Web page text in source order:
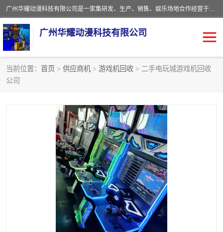
广州华耀动漫科技有限公司是一家集研发、生产、销售、娱乐场地合作经营于一体的动漫游戏公司。本公司拥有一支年轻化集研发生产到售后服务的队伍，及时地为客户提供、赚钱的产品。本公司以雄厚的实力、合理的价格、优良的服务与多家企业建立了长期的合作关系。热诚欢迎各界前来参观、考察、洽谈业务。目前公司经营的产品有：各种捕渔游戏机系列，大型模拟机系列、轮盘机系列、连线机系列、框体机系列、玛莉机系列等。
广州华耀动漫科技有限公司
当前位置： 首页 > 供应商机 > 游戏机回收 > 二手电玩城游戏机回收
公司
娃娃机回收
电玩城回收
儿童机回收
*机回收